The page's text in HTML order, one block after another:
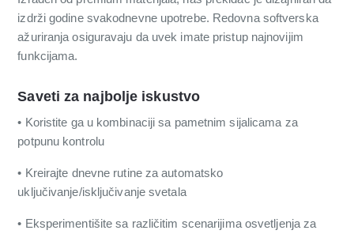
izdrži godine svakodnevne upotrebe. Redovna softverska
ažuriranja osiguravaju da uvek imate pristup najnovijim
funkcijama.
Saveti za najbolje iskustvo
• Koristite ga u kombinaciji sa pametnim sijalicama za
potpunu kontrolu
• Kreirajte dnevne rutine za automatsko
uključivanje/isključivanje svetala
• Eksperimentišite sa različitim scenarijima osvetljenja za